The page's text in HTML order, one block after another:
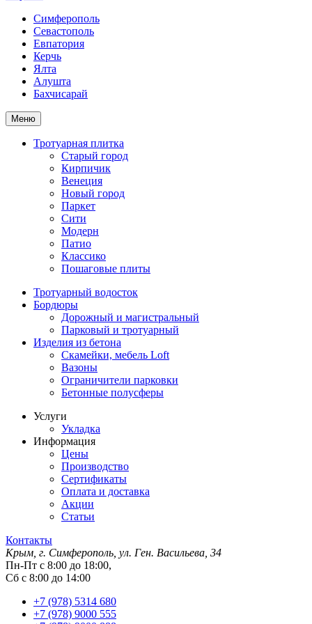
Симферополь
Севастополь
Евпатория
Керчь
Ялта
Алушта
Бахчисарай
Меню
Тротуарная плитка
Старый город
Кирпичик
Венеция
Новый город
Паркет
Сити
Модерн
Патио
Классико
Пошаговые плиты
Тротуарный водосток
Бордюры
Дорожный и магистральный
Парковый и тротуарный
Изделия из бетона
Скамейки, мебель Loft
Вазоны
Ограничители парковки
Бетонные полусферы
Услуги
Укладка
Информация
Цены
Производство
Сертификаты
Оплата и доставка
Акции
Статьи
Контакты
Крым, г. Симферополь, ул. Ген. Васильева, 34
Пн-Пт с 8:00 до 18:00,
Сб с 8:00 до 14:00
+7 (978) 5314 680
+7 (978) 9000 555